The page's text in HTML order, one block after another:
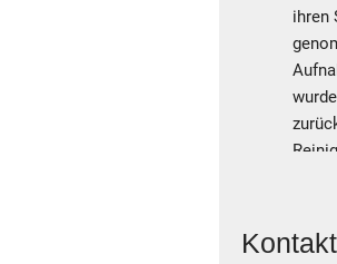
ihren
Kontakt